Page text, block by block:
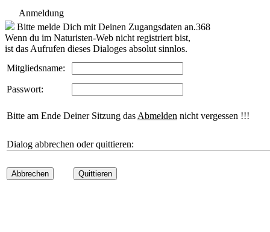
Anmeldung
Bitte melde Dich mit Deinen Zugangsdaten an.368
Wenn du im Naturisten-Web nicht registriert bist,
ist das Aufrufen dieses Dialoges absolut sinnlos.
Mitgliedsname:
Passwort:
Bitte am Ende Deiner Sitzung das Abmelden nicht vergessen !!!
Dialog abbrechen oder quittieren:
Abbrechen Quittieren